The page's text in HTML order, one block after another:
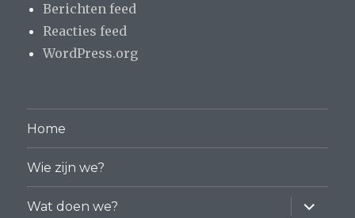
Berichten feed
Reacties feed
WordPress.org
Home
Wie zijn we?
Wat doen we?
vouw
sub-